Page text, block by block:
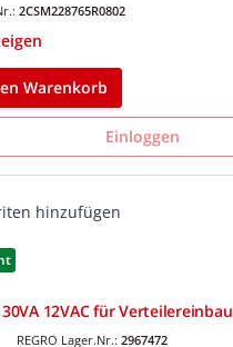
2CSM228765R0802
Warenkorb
Einloggen
hinzufügen
12VAC für Verteilereinbau
REGRO Lager.Nr.: 2967472